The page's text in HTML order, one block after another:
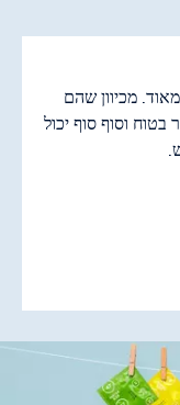
מכיוון שהם
וסוף סוף יכול